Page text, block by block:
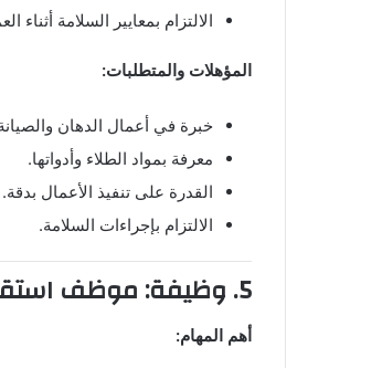
الالتزام بمعايير السلامة أثناء
المؤهلات والمتطلبات:
خبرة في أعمال الدهان
معرفة بمواد الطلاء وأدواتها.
القدرة على تنفيذ الأعمال بدقة.
الالتزام بإجراءات السلامة.
5. وظيفة: موظف استقبال لدى فندق ميلينيوم الدوحة
أهم المهام: